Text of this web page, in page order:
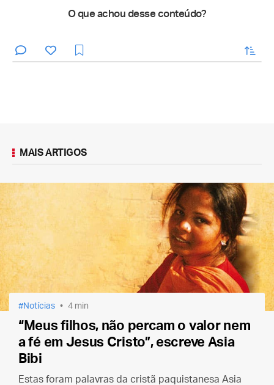
O que achou desse conteúdo?
enviar
MAIS ARTIGOS
Notícias 4 min
“Meus filhos, não percam o valor nem
a fé em Jesus Cristo”, escreve Asia
Bibi
Estas foram palavras da cristã paquistanesa Asia